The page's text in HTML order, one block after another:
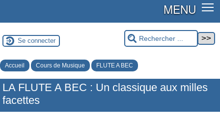
MENU
Se connecter
Accueil Cours de Musique FLUTE A BEC
LA FLUTE A BEC : Un classique aux milles
facettes